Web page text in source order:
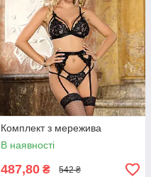
Комплект з мережива
В наявності
487,80 ₴ 542 ₴